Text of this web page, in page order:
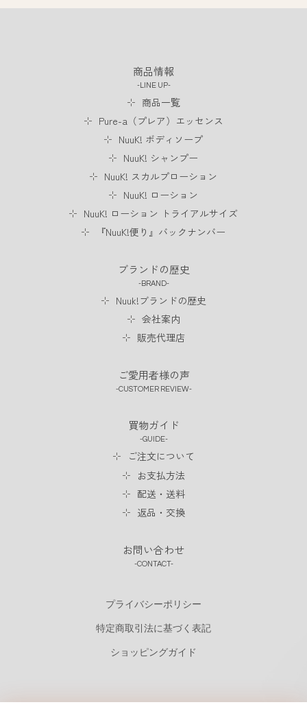
商品情報
LINE UP
商品一覧
Pure-a（プレア）エッセンス
NuuK! ボディソープ
NuuK! シャンプー
NuuK! スカルプローション
NuuK! ローション
NuuK! ローション トライアルサイズ
『NuuK!便り』バックナンバー
ブランドの歴史
BRAND
Nuuk!ブランドの歴史
会社案内
販売代理店
ご愛用者様の声
CUSTOMER REVIEW
買物ガイド
GUIDE
ご注文について
お支払方法
配送・送料
返品・交換
お問い合わせ
CONTACT
プライバシーポリシー
特定商取引法に基づく表記
ショッピングガイド